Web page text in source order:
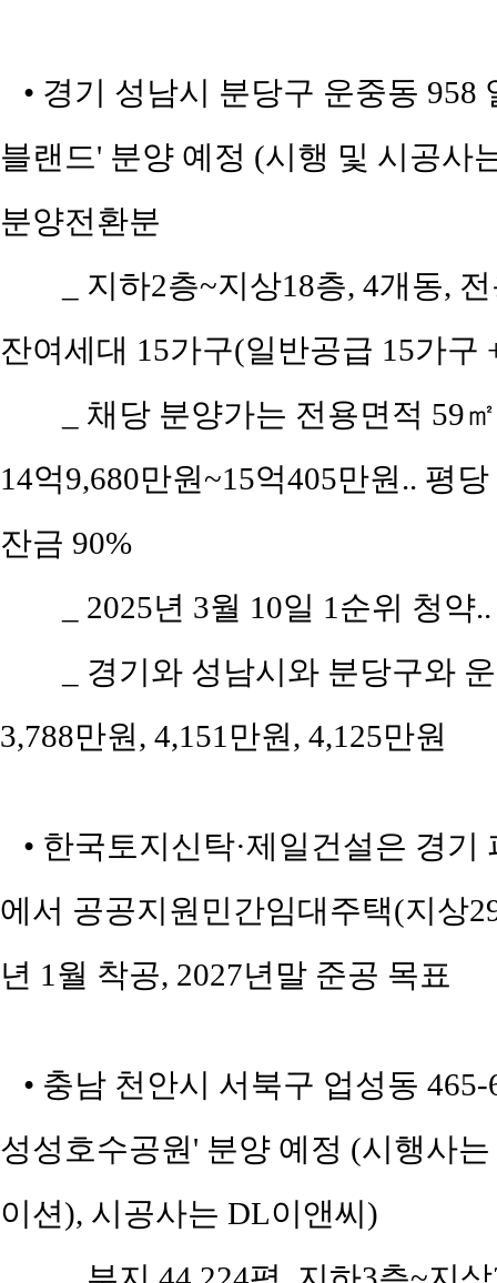
• 경기 성남시 분당구 운중동
블랜드' 분양 예정 (시행 및 시공사
분양전환분
_ 지하2층~지상18층, 4개동,
잔여세대 15가구(일반공급 15가구
_ 채당 분양가는 전용면적 59
14억9,680만원~15억405만원.. 평
잔금 90%
_ 2025년 3월 10일 1순위 청
_ 경기와 성남시와 분당구와
3,788만원, 4,151만원, 4,125만원
• 한국토지신탁·제일건설은 경
에서 공공지원민간임대주택(지상
년 1월 착공, 2027년말 준공 목표
• 충남 천안시 서북구 업성동
성성호수공원' 분양 예정 (시행사
이션), 시공사는 DL이앤씨)